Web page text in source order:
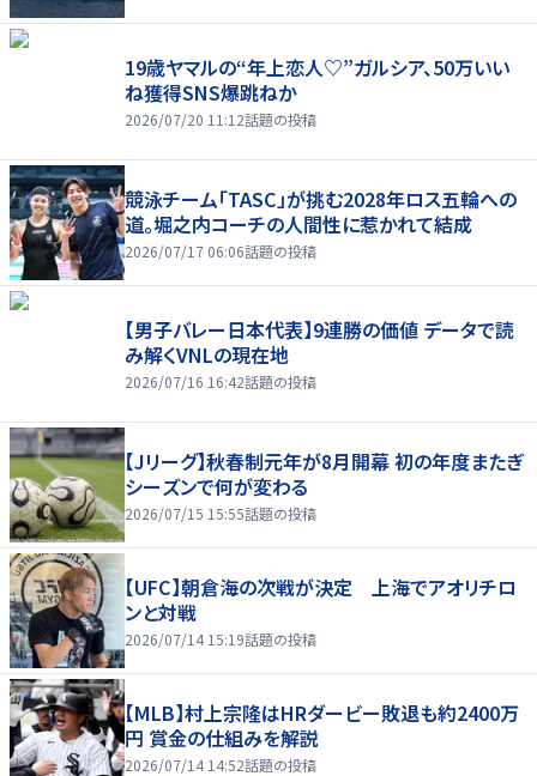
19歳ヤマルの“年上恋人♡”ガルシア、50万いい
ね獲得SNS爆跳ねか
2026/07/20 11:12話題の投稿
競泳チーム「TASC」が挑む2028年ロス五輪への
道。堀之内コーチの人間性に惹かれて結成
2026/07/17 06:06話題の投稿
【男子バレー日本代表】9連勝の価値 データで読
み解くVNLの現在地
2026/07/16 16:42話題の投稿
【Jリーグ】秋春制元年が8月開幕 初の年度またぎ
シーズンで何が変わる
2026/07/15 15:55話題の投稿
【UFC】朝倉海の次戦が決定 上海でアオリチロ
ンと対戦
2026/07/14 15:19話題の投稿
【MLB】村上宗隆はHRダービー敗退も約2400万
円 賞金の仕組みを解説
2026/07/14 14:52話題の投稿